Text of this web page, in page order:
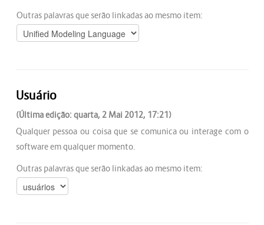
Outras palavras que serão linkadas ao mesmo item:
Usuário
(Última edição: quarta, 2 Mai 2012, 17:21)
Qualquer pessoa ou coisa que se comunica ou interage com o
software em qualquer momento.
Outras palavras que serão linkadas ao mesmo item: